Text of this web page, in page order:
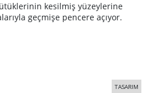
kesilmiş yüzeylerine
geçmişe pencere açıyor.
TASARIM